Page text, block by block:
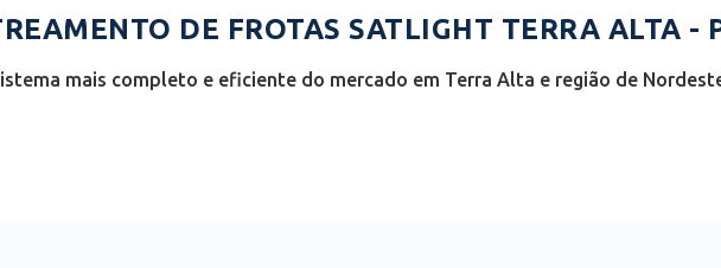
DE FROTAS SATLIGHT TERRA ALTA -
mais completo e eficiente do mercado em Terra Alta e região de Nordeste